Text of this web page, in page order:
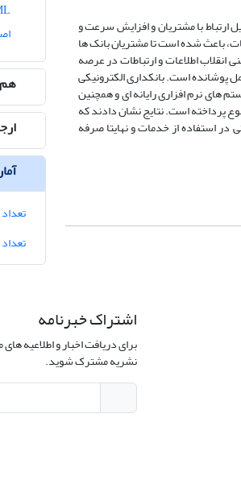
ارتباط با مشتریان و افزایش سرعت و
باعث شده است تا مشتریان بانک ها
انقلاب اطلاعات و ارتباطات در عرصه
پوشانده است. بانکداری الکترونیکی
های نرم افزاری رایانه ای و همچنین
پرداخته است. نتایج نشان دادند که
استفاده از خدمات و نهایتا صرفه
اشتراک خبرنامه
برای دریافت اخبار و اطلاعیه
نشریه مشترک شوید.